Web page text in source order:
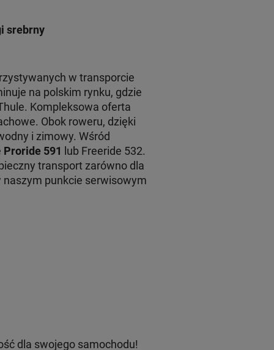
srebrny
w transporcie
na polskim rynku, gdzie
Kompleksowa oferta
Obok roweru, dzięki
i zimowy. Wśród
Proride 591 lub Freeride 532.
transport zarówno dla
punkcie serwisowym
dla swojego samochodu!